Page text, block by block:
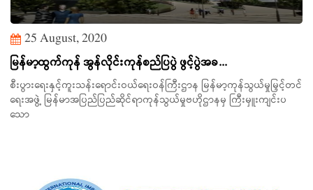
25 August, 2020
မြန်မာ့ထွက်ကုန် အွန်လိုင်းကုန်စည်ပြပွဲ ဖွင့်ပွဲအခ...
စီးပွားရေးနှင့်ကူးသန်းရောင်းဝယ်ရေးဝန်ကြီးဌာန မြန်မာ့ကုန်သွယ်မှုမြှင့်တင်
ရေးအဖွဲ့ မြန်မာအပြည်ပြည်ဆိုင်ရာကုန်သွယ်မှုဗဟိုဌာနမှ ကြီးမှူးကျင်းပ
သော